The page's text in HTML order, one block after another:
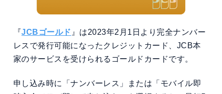
『JCBゴールド 』は2023年2月1日より完全ナンバー
レスで発行可能になったクレジットカード、JCB本
家のサービスを受けられるゴールドカードです。
申し込み時に「ナンバーレス」または「モバイル即